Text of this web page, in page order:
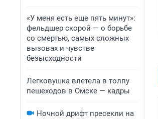
«У меня есть еще пять минут»:
фельдшер скорой — о борьбе
со смертью, самых сложных
вызовах и чувстве
безысходности
Легковушка влетела в толпу
пешеходов в Омске — кадры
Ночной дрифт пресекли на